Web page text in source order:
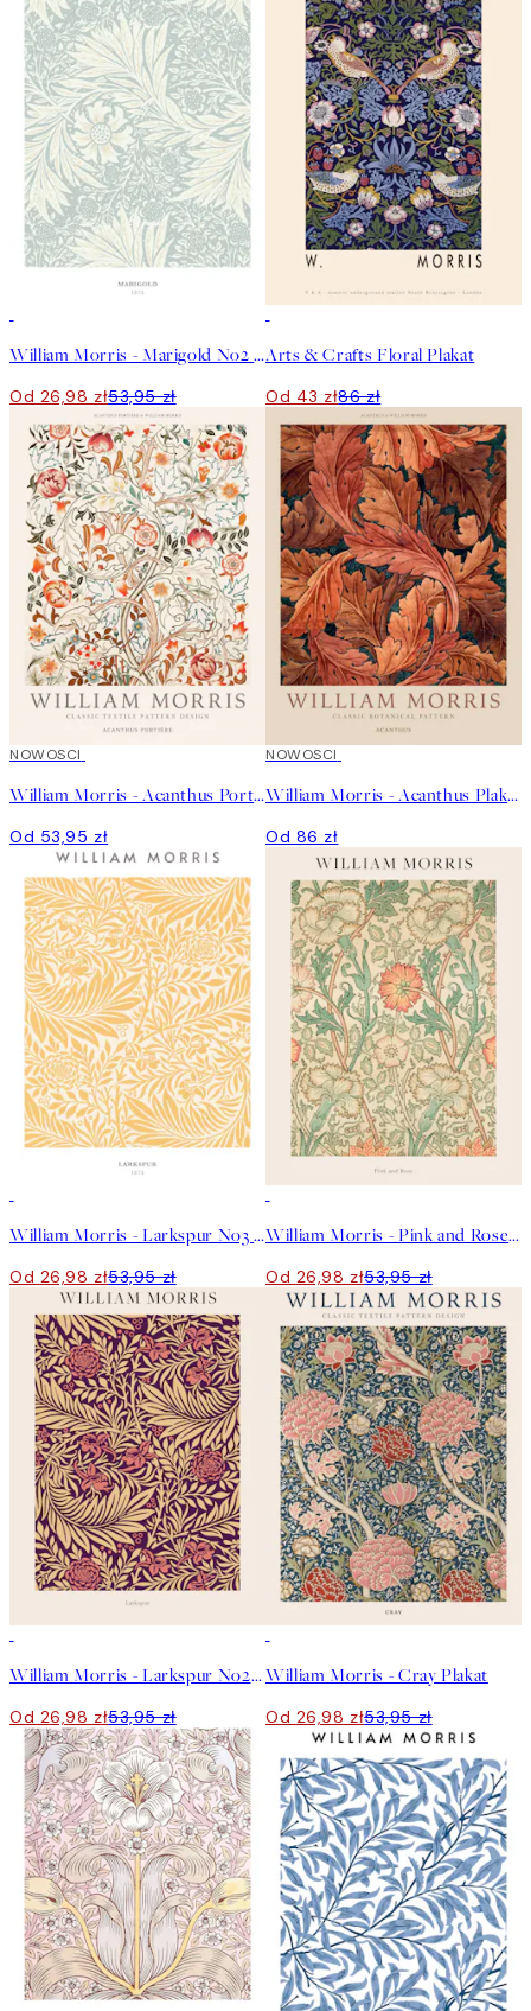
William Morris - Marigold No2 Plakat
Od 26,98 zł53,95 zł
Arts & Crafts Floral Plakat
Od 43 zł86 zł
NOWOSCI
William Morris - Acanthus Portière Plakat
Od 53,95 zł
NOWOSCI
William Morris - Acanthus Plakat
Od 86 zł
William Morris - Larkspur No3 Plakat
Od 26,98 zł53,95 zł
William Morris - Pink and Rose Plakat
Od 26,98 zł53,95 zł
William Morris - Larkspur No2 Plakat
Od 26,98 zł53,95 zł
William Morris - Cray Plakat
Od 26,98 zł53,95 zł